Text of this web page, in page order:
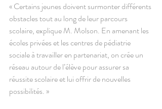
« Certains jeunes doivent surmonter différents
obstacles tout au long de leur parcours
scolaire, explique M. Molson. En amenant les
écoles privées et les centres de pédiatrie
sociale à travailler en partenariat, on crée un
réseau autour de l’élève pour assurer sa
réussite scolaire et lui offrir de nouvelles
possibilités. »